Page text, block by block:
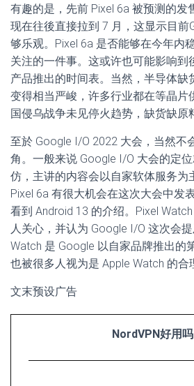
有趣的是，先前 Pixel 6a 被预测的发
现在往後直接拉到 7 月，这显示目前
够乐观。Pixel 6a 是否能够在今年内
关注的一件事。这或许也可能影响到
产品推出的时间表。当然，半导体缺
变得相当严峻，许多行业都在等晶片
国侵乌战争未见停火趋势，缺货缺原
至於 Google I/O 2022 大会，当然不
角。一般来说 Google I/O 大会的定位
仿，主讲的内容会以自家软体服务为
Pixel 6a 有很大机会在这次大会中发
看到 Android 13 的介绍。Pixel
人关心，并认为 Google I/O 这次会
Watch 是 Google 以自家品牌推出的
也被很多人视为是 Apple Watch 的合
文末预设广告
NordVPN好用吗